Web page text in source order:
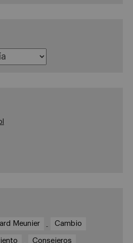
Meunier Cambio
Consejeros